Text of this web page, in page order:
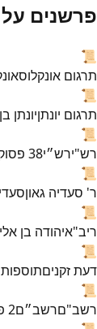
פרשנים
📜
תרגום אונקלוס
📜
תרגום יונתןיונתן
📜
רש"ירש״י38
📜
ר' סעדיה גאון
📜
ריב"איהודה בן
📜
דעת זקניםתוספות
📜
רשב"םרשב״ם2